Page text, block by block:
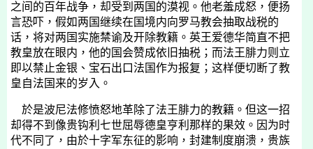
之间的百年战争，却受到两国的漠视。他老羞成怒，便扬
言恐吓，假如两国继续在国境内向罗马教会抽取战税的
话，将对两国实施禁谕及开除教籍。英王爱德华简直不把
教皇放在眼内，他的国会赞成依旧抽税；而法王腓力则立
即以禁止金银、宝石出口法国作为报复；这样便切断了教
皇自法国来的岁入。
於是波尼法修愤怒地革除了法王腓力的教籍。但这一招
却得不到像贵钩利七世屈辱德皇亨利那样的果效。因为时
代不同了，由於十字军东征的影响，封建制度崩溃，贵族